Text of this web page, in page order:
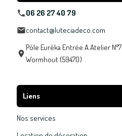
06 26 27 40 79
contact@luteciadeco.com
Pôle Eurêka Entrée A Atelier N°7
Wormhout (59470)
Liens
Nos services